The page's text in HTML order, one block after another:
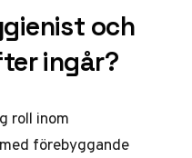
och
ingår?
roll inom
förebyggande